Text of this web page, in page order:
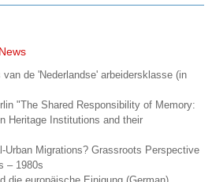
de 'Nederlandse' arbeidersklasse (in
"The Shared Responsibility of Memory:
Heritage Institutions and their
Urban Migrations? Grassroots Perspective
– 1980s